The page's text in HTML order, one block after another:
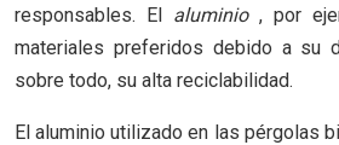
responsables. El aluminio , por
materiales preferidos debido a su
sobre todo, su alta reciclabilidad.
El aluminio utilizado en las pérgolas